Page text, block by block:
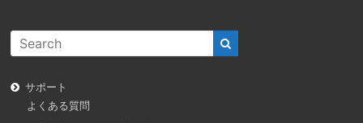
サポート
よくある質問